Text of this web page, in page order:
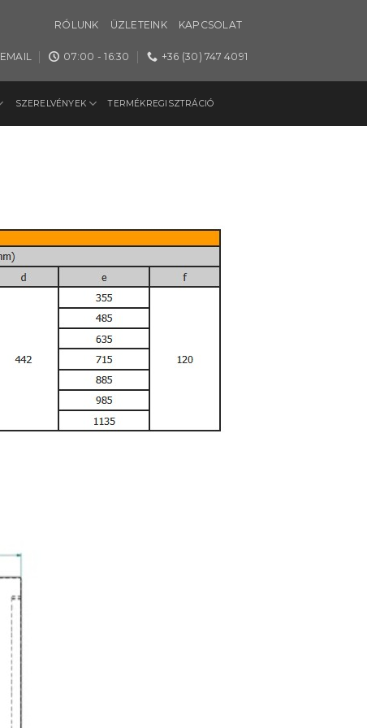
RÓLUNK ÜZLETEINK KAPCSOLAT
EMAIL 07:00 - 16:30 +36 (30) 747 4091
SZERELVÉNYEK TERMÉKREGISZTRÁCIÓ